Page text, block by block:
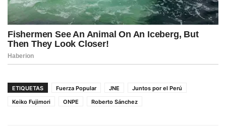
ETIQUETAS Fuerza Popular JNE
Juntos por el Perú
Keiko Fujimori
ONPE Roberto Sánchez